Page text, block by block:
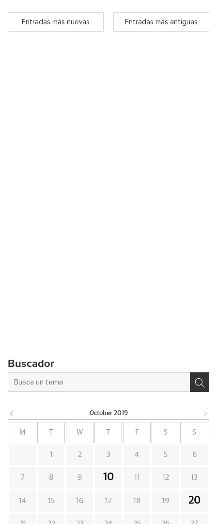
Entradas más nuevas Entradas más antiguas
Buscador
October 2019
M W F S S
1 2 3 4 5 6
7 8 9 10 11 12 13
14 15 16 17 18 19 20